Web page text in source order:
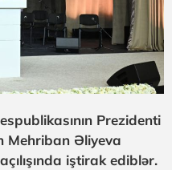
Prezidenti
Mehriban Əliyeva
iştirak ediblər.